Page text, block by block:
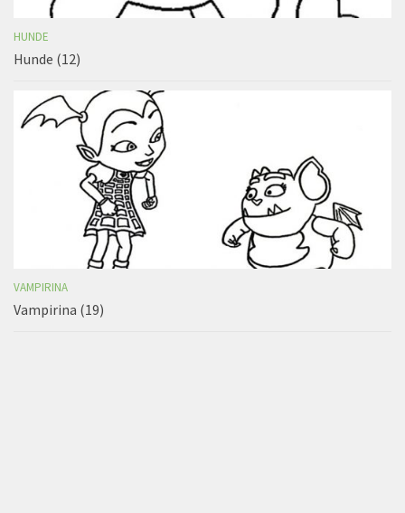
HUNDE
Hunde (12)
VAMPIRINA
Vampirina (19)